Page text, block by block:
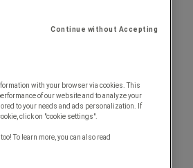
Continue without Accepting
with your browser via cookies. This
of our website and to analyze your
to your needs and ads personalization. If
click on "cookie settings".
To learn more, you can also read